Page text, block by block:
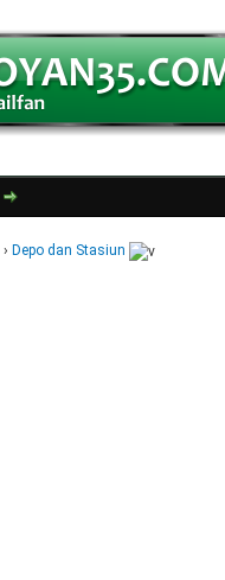
› Depo dan Stasiun